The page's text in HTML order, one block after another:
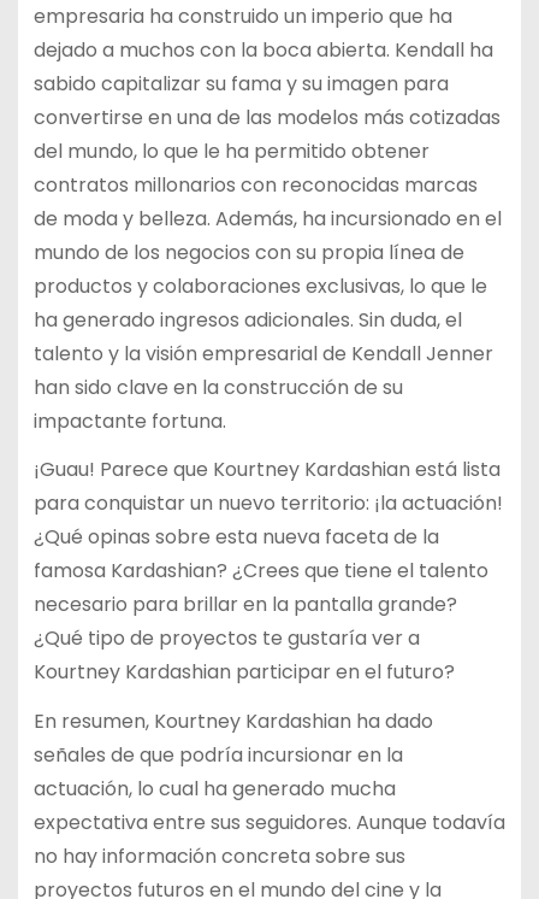
empresaria ha construido un imperio que ha
dejado a muchos con la boca abierta. Kendall ha
sabido capitalizar su fama y su imagen para
convertirse en una de las modelos más cotizadas
del mundo, lo que le ha permitido obtener
contratos millonarios con reconocidas marcas
de moda y belleza. Además, ha incursionado en el
mundo de los negocios con su propia línea de
productos y colaboraciones exclusivas, lo que le
ha generado ingresos adicionales. Sin duda, el
talento y la visión empresarial de Kendall Jenner
han sido clave en la construcción de su
impactante fortuna.
¡Guau! Parece que Kourtney Kardashian está lista
para conquistar un nuevo territorio: ¡la actuación!
¿Qué opinas sobre esta nueva faceta de la
famosa Kardashian? ¿Crees que tiene el talento
necesario para brillar en la pantalla grande?
¿Qué tipo de proyectos te gustaría ver a
Kourtney Kardashian participar en el futuro?
En resumen, Kourtney Kardashian ha dado
señales de que podría incursionar en la
actuación, lo cual ha generado mucha
expectativa entre sus seguidores. Aunque todavía
no hay información concreta sobre sus
proyectos futuros en el mundo del cine y la